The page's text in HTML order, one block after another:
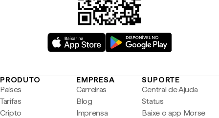
PRODUTO
Países
Tarifas
Cripto
EMPRESA
Carreiras
Blog
Imprensa
SUPORTE
Central de Ajuda
Status
Baixe o app Morse